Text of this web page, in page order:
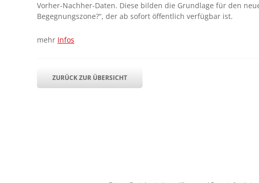
Vorher-Nachher-Daten. Diese bilden die Grundlage für den
Begegnungszone?“, der ab sofort öffentlich verfügbar ist.
mehr Infos
ZURÜCK ZUR ÜBERSICHT